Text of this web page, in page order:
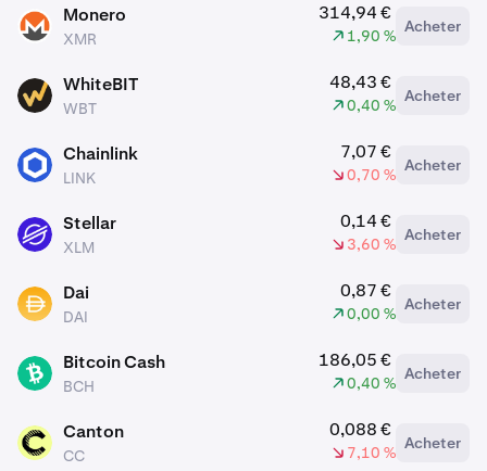
XMR Monero
XMR
314,94 €
1,90 %
Acheter
WBT WhiteBIT
WBT
48,43 €
0,40 %
Acheter
Chainlink
LINK
7,07 €
0,70 %
Acheter
XLM Stellar
XLM
0,14 €
3,60 %
Acheter
DAI Dai
DAI
0,87 €
0,00 %
Acheter
BCH Bitcoin Cash
BCH
186,05 €
0,40 %
Acheter
Canton
CC
0,088 €
7,10 %
Acheter